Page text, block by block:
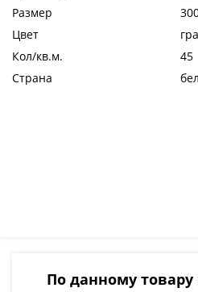
Размер
Цвет
Кол/кв.м.
45
Страна
По данному товару